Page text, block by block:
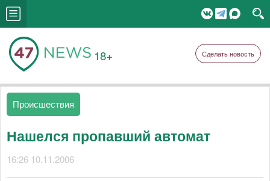
18+ Сделать новость
Происшествия
Нашелся пропавший автомат
16:26 10.11.2006